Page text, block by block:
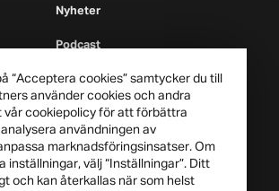
Nyheter
Podcast
“Acceptera cookies” samtycker du till
använder cookies och andra
vår cookiepolicy för att förbättra
användningen av
marknadsföringsinsatser. Om
inställningar, välj “Inställningar”. Ditt
och kan återkallas när som helst